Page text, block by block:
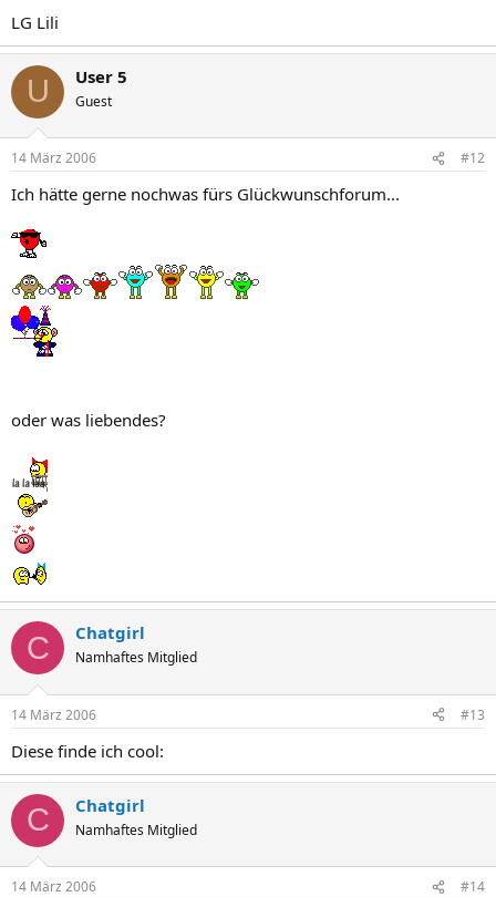
LG Lili
U User 5
Guest
14 März 2006 #12
Ich hätte gerne nochwas fürs Glückwunschforum...
oder was liebendes?
C Chatgirl
Namhaftes Mitglied
14 März 2006 #13
Diese finde ich cool:
C Chatgirl
Namhaftes Mitglied
14 März 2006 #14